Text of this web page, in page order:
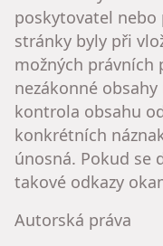
poskytovatel nebo
stránky byly při
možných právních
nezákonné
kontrola obsahu
konkrétních
únosná. Pokud se
takové odkazy
Autorská práva